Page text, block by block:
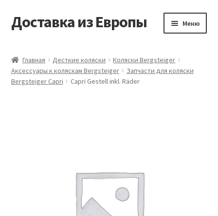
Перейти
к
Перейти
к
Доставка из Европы Меню
Доставка из Европы
Оформление заказа
Главная Десткие коляски
Коляски Bergsteiger
Аксессуары к коляскам Bergsteiger
Запчасти для коляски
Bergsteiger Capri
Capri Gestell inkl. Räder